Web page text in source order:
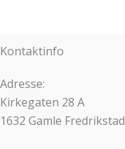
Kontaktinfo
Adresse:
Kirkegaten 28 A
1632 Gamle Fredrikstad